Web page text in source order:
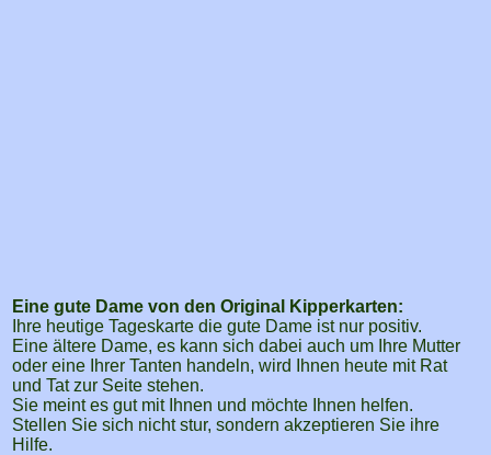
Eine gute Dame von den Original Kipperkarten:
Ihre heutige Tageskarte die gute Dame ist nur positiv.
Eine ältere Dame, es kann sich dabei auch um Ihre Mutter
oder eine Ihrer Tanten handeln, wird Ihnen heute mit Rat
und Tat zur Seite stehen.
Sie meint es gut mit Ihnen und möchte Ihnen helfen.
Stellen Sie sich nicht stur, sondern akzeptieren Sie ihre
Hilfe.